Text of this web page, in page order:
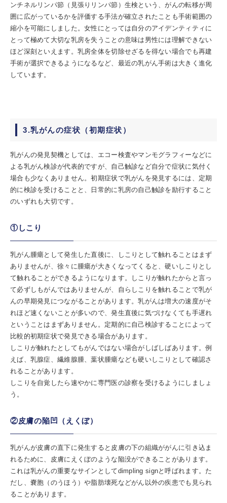
ンチネルリンパ節（見張りリンパ節）生検という、がんの転移が周
囲に広がっているかを評価する手法が確立されたことも手術範囲の
縮小を可能にしました。女性にとっては自分のアイデンティティに
とって極めて大切な乳房を失うことの意味は男性には理解できない
ほど深刻といえます。乳房全体を切除せざるを得ない場合でも再建
手術が選択できるようになるなど、最近の乳がん手術は大きく進化
しています。
3.乳がんの症状（初期症状）
乳がんの発見契機としては、エコー検査やマンモグラフィーなどに
よる乳がん検診が代表的ですが、自己触診など自分で症状に気付く
場合も少なくありません。初期症状で乳がんを発見するには、定期
的に検診を受けることと、日常的に乳房の自己触診を励行すること
のいずれも大切です。
①しこり
乳がん腫瘍として発生した直後に、しこりとして触れることはまず
ありませんが、徐々に腫瘍が大きくなってくると、硬いしこりとし
て触れることができるようになります。しこりが触れたからと言っ
て必ずしもがんではありませんが、自らしこりを触れることで乳が
んの早期発見につながることがあります。乳がんは増大の速度がそ
れほど速くないことが多いので、発生直後に気づけなくても手遅れ
ということはまずありません。定期的に自己検診することによって
比較的初期症状で発見できる場合があります。
しこりが触れたとしてもがんではない場合がしばしばあります。例
えば、乳腺症、繊維腺腫、葉状腫瘍なども硬いしこりとして確認さ
れることがあります。
しこりを自覚したら速やかに専門医の診察を受けるようにしましょ
う。
②皮膚の陥凹（えくぼ）
乳がんが皮膚の直下に発生すると皮膚の下の組織ががんに引き込ま
れるために、皮膚にえくぼのような陥没ができることがあります。
これは乳がんの重要なサインとしてdimpling signと呼ばれます。た
だし、嚢胞（のうほう）や脂肪壊死などがん以外の疾患でも見られ
ることがあります。